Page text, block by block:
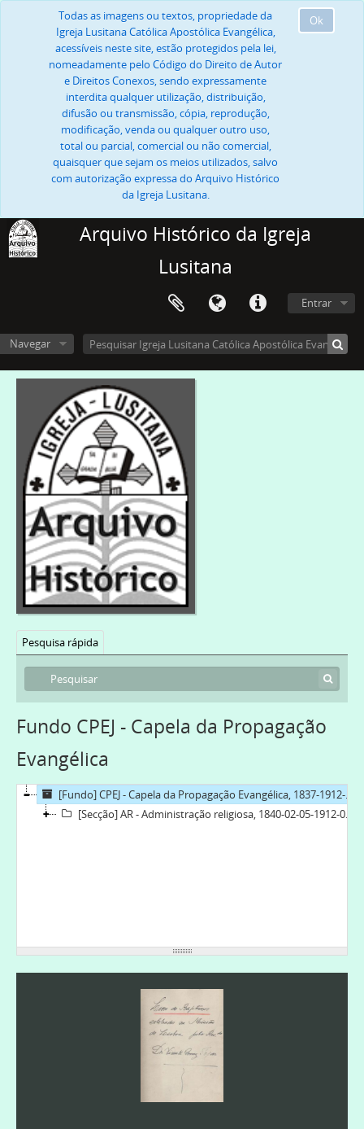
Ok
Todas as imagens ou textos, propriedade da
Igreja Lusitana Católica Apostólica Evangélica,
acessíveis neste site, estão protegidos pela lei,
nomeadamente pelo Código do Direito de Autor
e Direitos Conexos, sendo expressamente
interdita qualquer utilização, distribuição,
difusão ou transmissão, cópia, reprodução,
modificação, venda ou qualquer outro uso,
total ou parcial, comercial ou não comercial,
quaisquer que sejam os meios utilizados, salvo
com autorização expressa do Arquivo Histórico
da Igreja Lusitana.
Arquivo Histórico da Igreja
Lusitana
Entrar
Navegar
Pesquisa rápida
Fundo CPEJ - Capela da Propagação
Evangélica
[Fundo] CPEJ - Capela da Propagação Evangélica, 1837-1912-03-13
[Secção] AR - Administração religiosa, 1840-02-05-1912-03-13